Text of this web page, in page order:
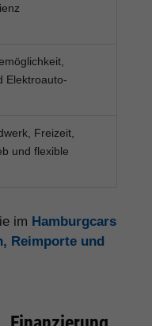
Elektroauto-
Freizeit,
und flexible
im Hamburgcars
Reimporte und